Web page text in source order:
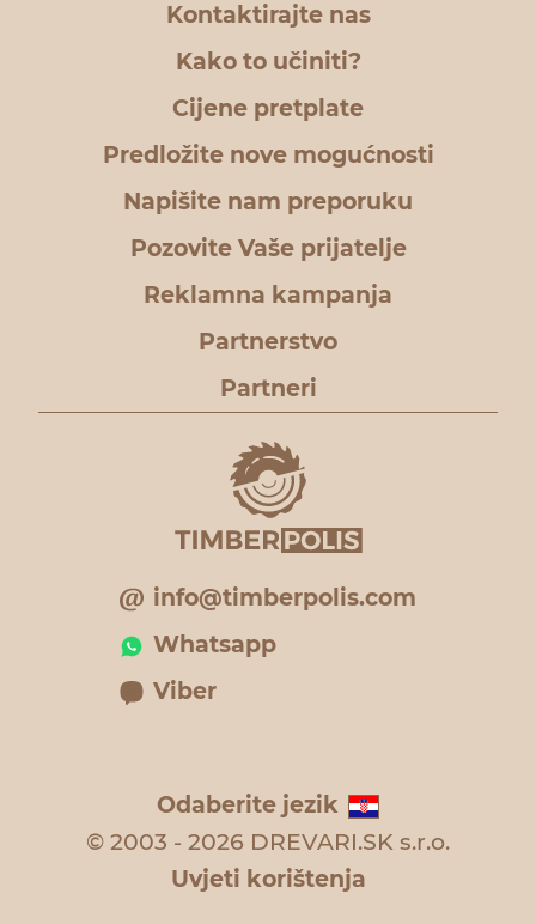
Kontaktirajte nas
Kako to učiniti?
Cijene pretplate
Predložite nove mogućnosti
Napišite nam preporuku
Pozovite Vaše prijatelje
Reklamna kampanja
Partnerstvo
Partneri
info@timberpolis.com
Whatsapp
Viber
Odaberite jezik
© 2003 - 2026 DREVARI.SK s.r.o.
Uvjeti korištenja